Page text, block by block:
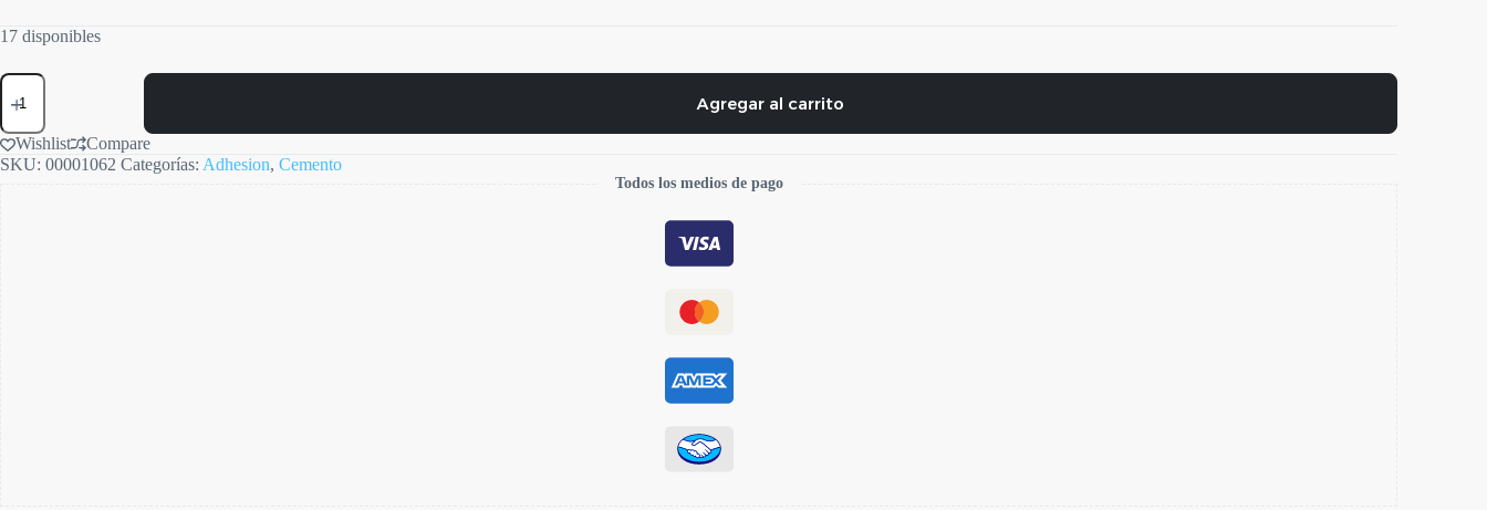
17 disponibles
Cemento
Quirurgico
Agregar al carrito
Wishlist
Compare
SKU: 00001062 Categorías: Adhesion, Cemento
Todos los medios de pago